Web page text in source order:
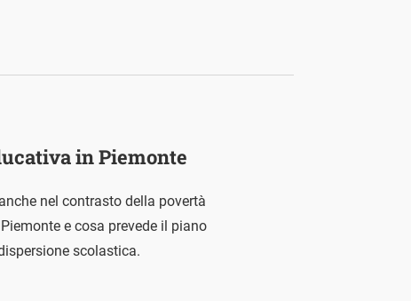
in Piemonte
nel contrasto della povertà
e cosa prevede il piano
scolastica.